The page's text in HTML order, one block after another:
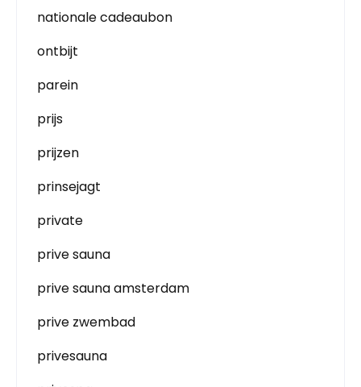
nationale cadeaubon
ontbijt
parein
prijs
prijzen
prinsejagt
private
prive sauna
prive sauna amsterdam
prive zwembad
privesauna